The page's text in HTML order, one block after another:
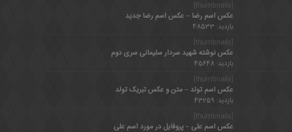
[thumbnails]
عکس اسم رضا – عکس اسم رضا جدید
بازدید: 48533
[thumbnails]
عکس نوشته شهید سردار سلیمانی سری دوم
بازدید: 45648
[thumbnails]
عکس اسم تولد – متن و عکس تبریک تولد
بازدید: 43259
[thumbnails]
عکس اسم علی – پروفایل در مورد اسم علی